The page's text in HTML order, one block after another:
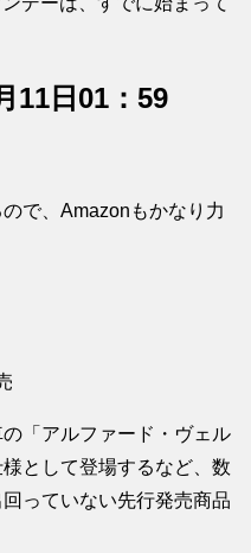
11日01：59
で、Amazonもかなり力
「アルファード・ヴェル
として登場するなど、数
っていない先行発売商品